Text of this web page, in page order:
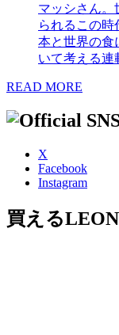
マッシさん。
られるこの時
本と世界の食
いて考える連
READ MORE
X
Facebook
Instagram
買えるLEON